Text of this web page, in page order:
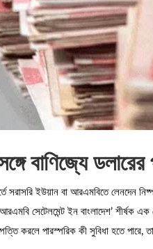
বাণিজ্যে
সরাসরি ইউয়ান বা আরএমবিতে
সেটেলমেন্ট ইন বাংলাদেশ’ শীর্ষক এক
করলে পারস্পরিক কী সুবিধা হতে পারে,